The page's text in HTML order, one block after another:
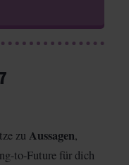
zu Aussagen,
to-Future für dich